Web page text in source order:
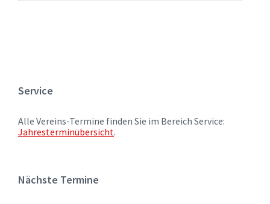
Service
Alle Vereins-Termine finden Sie im Bereich Service:
Jahresterminübersicht.
Nächste Termine